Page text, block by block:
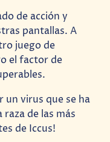
de acción y
pantallas. A
juego de
el factor de
un virus que se ha
de las más
de Iccus!